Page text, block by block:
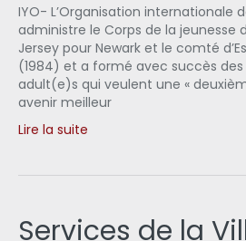
IYO- L’Organisation internationale
administre le Corps de la jeunesse
Jersey pour Newark et le comté
(1984) et a formé avec succès des
adult(e)s qui veulent une «
avenir meilleur
Lire la suite
Services de la